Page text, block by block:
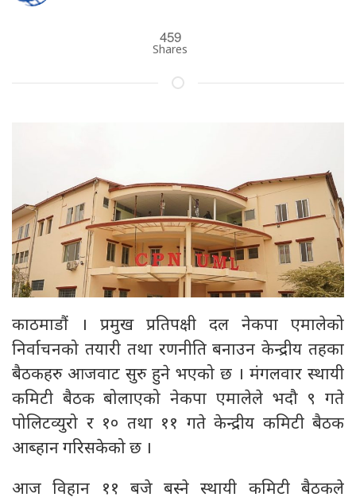
459
Shares
काठमाडौं । प्रमुख प्रतिपक्षी दल नेकपा एमालेको
निर्वाचनको तयारी तथा रणनीति बनाउन केन्द्रीय तहका
बैठकहरु आजवाट सुरु हुने भएको छ । मंगलवार स्थायी
कमिटी बैठक बोलाएको नेकपा एमालेले भदौ ९ गते
पोलिटव्युरो र १० तथा ११ गते केन्द्रीय कमिटी बैठक
आब्हान गरिसकेको छ ।
आज विहान ११ बजे बस्ने स्थायी कमिटी बैठकले